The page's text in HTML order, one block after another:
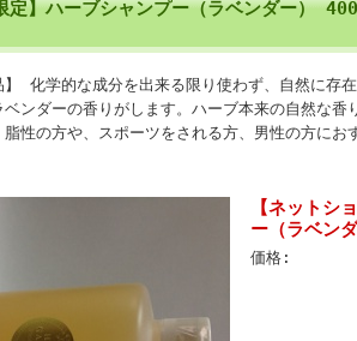
定】ハーブシャンプー（ラベンダー）
化学的な成分を出来る限り使わず、自然に存
ンダーの香りがします。ハーブ本来の自然な
性の方や、スポーツをされる方、男性の方に
【ネットシ
ー（ラベン
価格: